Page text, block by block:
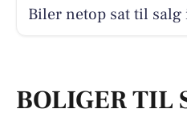
Biler netop sat til
BOLIGER TIL